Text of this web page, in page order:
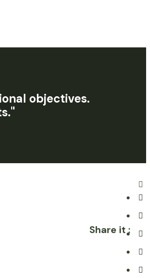
objectives.
Share it :